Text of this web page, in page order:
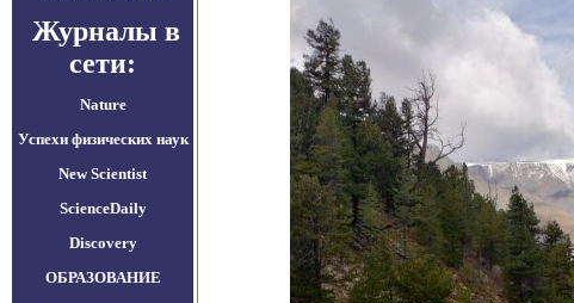
Журналы в
сети:
Nature
Успехи физических наук
New Scientist
ScienceDaily
Discovery
ОБРАЗОВАНИЕ